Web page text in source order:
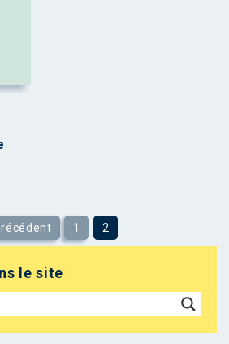
1 2
le site